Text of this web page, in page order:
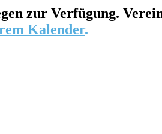
zur Verfügung.
Kalender.